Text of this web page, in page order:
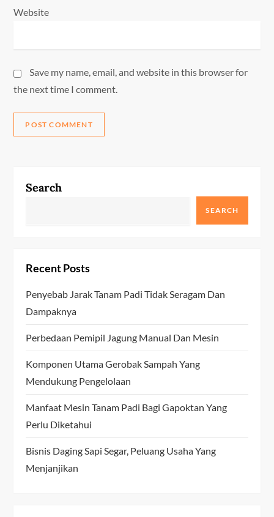
Website
Save my name, email, and website in this browser for
the next time I comment.
Search
SEARCH
Recent Posts
Penyebab Jarak Tanam Padi Tidak Seragam Dan
Dampaknya
Perbedaan Pemipil Jagung Manual Dan Mesin
Komponen Utama Gerobak Sampah Yang
Mendukung Pengelolaan
Manfaat Mesin Tanam Padi Bagi Gapoktan Yang
Perlu Diketahui
Bisnis Daging Sapi Segar, Peluang Usaha Yang
Menjanjikan